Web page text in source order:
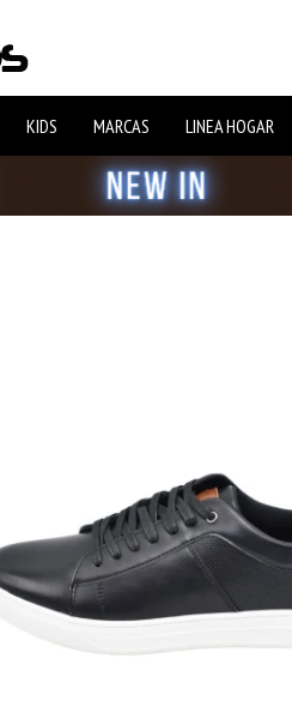
KIDS MARCAS LINEA HOGAR